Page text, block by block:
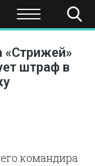
НАУКА И
штраф в
командира